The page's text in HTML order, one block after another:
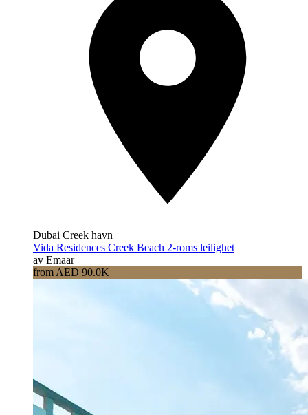
Dubai Creek havn
Vida Residences Creek Beach 2-roms leilighet
av Emaar
from AED 90.0K